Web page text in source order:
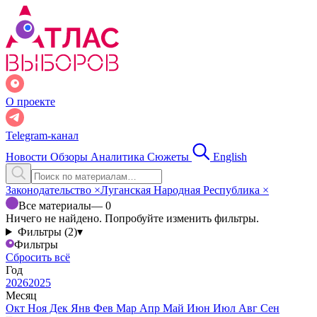
О проекте
Telegram-канал
Новости Обзоры Аналитика Сюжеты English
Законодательство ×Луганская Народная Республика ×
Все материалы— 0
Ничего не найдено. Попробуйте изменить фильтры.
Фильтры (2)▾
Фильтры
Сбросить всё
Год
20262025
Месяц
Окт Ноя Дек Янв Фев Мар Апр Май Июн Июл Авг Сен